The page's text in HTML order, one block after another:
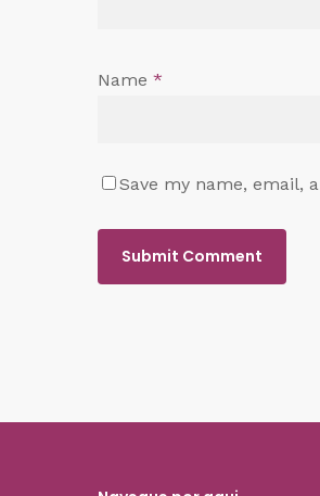
Name *
Save my name, email,